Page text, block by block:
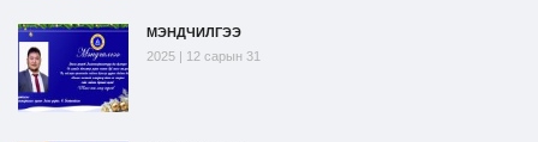
МЭНДЧИЛГЭЭ
2025 | 12 сарын 31